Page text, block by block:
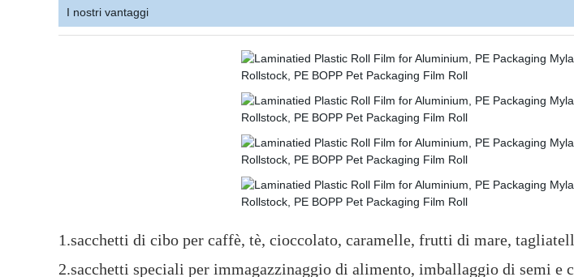
I nostri vantaggi
1.sacchetti di cibo per caffè, tè, cioccolato, caramelle, frutti di mare,
2.sacchetti speciali per immagazzinaggio di alimento, imballaggio di semi e